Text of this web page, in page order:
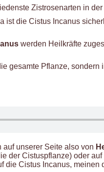
Zistrosenarten in
ist die Cistus Incanus
werden Heilkräfte
gesamte Pflanze,
unserer Seite also von
der Cistuspflanze) oder
die Cistus Incanus,